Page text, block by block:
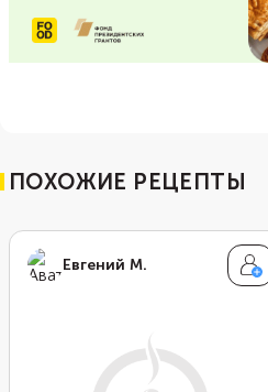
ПОХОЖИЕ РЕЦЕПТЫ
Евгений М.